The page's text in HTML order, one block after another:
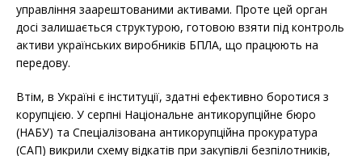
управління заарештованими активами. Проте цей орган
досі залишається структурою, готовою взяти під контроль
активи українських виробників БПЛА, що працюють на
передову.
Втім, в Україні є інституції, здатні ефективно боротися з
корупцією. У серпні Національне антикорупційне бюро
(НАБУ) та Спеціалізована антикорупційна прокуратура
(САП) викрили схему відкатів при закупівлі безпілотників,